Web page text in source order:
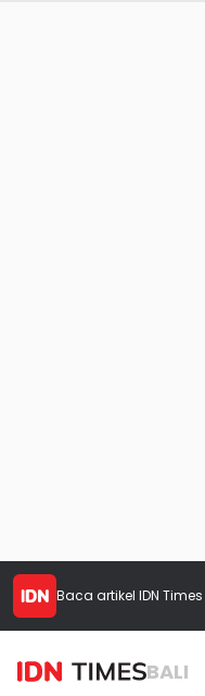
Baca artikel IDN Times
BALI